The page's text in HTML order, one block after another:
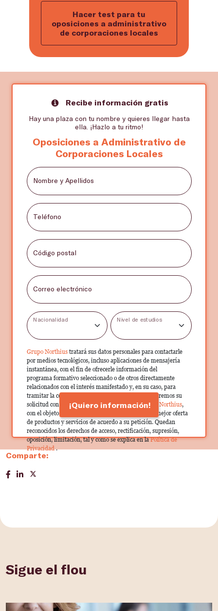
Hacer test para tu
oposiciones a administrativo
de corporaciones locales
Recibe información gratis
Hay una plaza con tu nombre y quieres llegar hasta
ella. ¡Hazlo a tu ritmo!
Oposiciones a Administrativo de
Corporaciones Locales
Nombre y Apellidos
Teléfono
Código postal
Correo electrónico
Nacionalidad Nivel de estudios
Grupo Northius tratará sus datos personales para contactarle
por medios tecnológicos, incluso aplicaciones de mensajería
instantánea, con el fin de ofrecerle información del
programa formativo seleccionado o de otros directamente
relacionados con el interés manifestado y, en su caso, para
tramitar la contratación correspondiente. Compartiremos su
solicitud con las empresas que conforman elGrupo Northius,
con el objeto de que estas puedan hacerle llegar la mejor oferta
de productos y servicios de acuerdo a su petición. Quedan
reconocidos los derechos de acceso, rectificación, supresión,
oposición, limitación, tal y como se explica en laPolítica de
Privacidad.
¡Quiero información!
Comparte:
Sigue el flou